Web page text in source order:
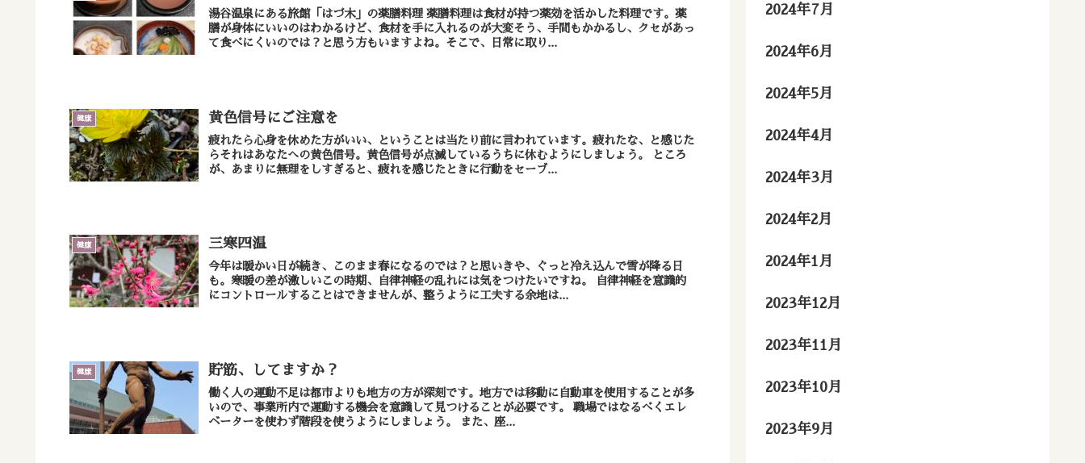
湯谷温泉にある旅館「はづ木」の薬膳料理 薬膳料理は食材が持つ薬効を活かした料理です。薬
膳が身体にいいのはわかるけど、食材を手に入れるのが大変そう、手間もかかるし、クセがあっ
て食べにくいのでは？と思う方もいますよね。そこで、日常に取り...
健康 黄色信号にご注意を
疲れたら心身を休めた方がいい、ということは当たり前に言われています。疲れたな、と感じた
らそれはあなたへの黄色信号。黄色信号が点滅しているうちに休むようにしましょう。 ところ
が、あまりに無理をしすぎると、疲れを感じたときに行動をセーブ...
健康 三寒四温
今年は暖かい日が続き、このまま春になるのでは？と思いきや、ぐっと冷え込んで雪が降る日
も。寒暖の差が激しいこの時期、自律神経の乱れには気をつけたいですね。 自律神経を意識的
にコントロールすることはできませんが、整うように工夫する余地は...
健康 貯筋、してますか？
働く人の運動不足は都市よりも地方の方が深刻です。地方では移動に自動車を使用することが多
いので、事業所内で運動する機会を意識して見つけることが必要です。 職場ではなるべくエレ
ベーターを使わず階段を使うようにしましょう。 また、座...
2024年7月
2024年6月
2024年5月
2024年4月
2024年3月
2024年2月
2024年1月
2023年12月
2023年11月
2023年10月
2023年9月